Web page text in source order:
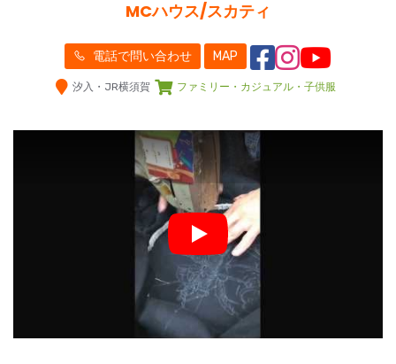
MCハウス/スカティ
電話で問い合わせ MAP
汐入・JR横須賀 ファミリー・カジュアル・子供服
Play